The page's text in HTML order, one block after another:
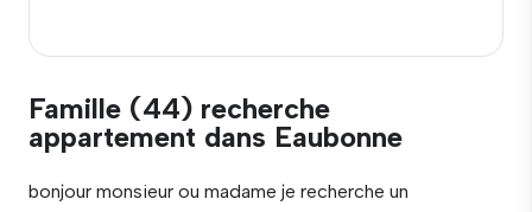
Famille (44) recherche
appartement dans Eaubonne
bonjour monsieur ou madame je recherche un